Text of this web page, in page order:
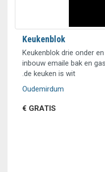
Keukenblok
Keukenblok drie onder
inbouw emaile bak en
.de keuken is wit
Oudemirdum
€ GRATIS